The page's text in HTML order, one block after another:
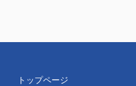
トップページ